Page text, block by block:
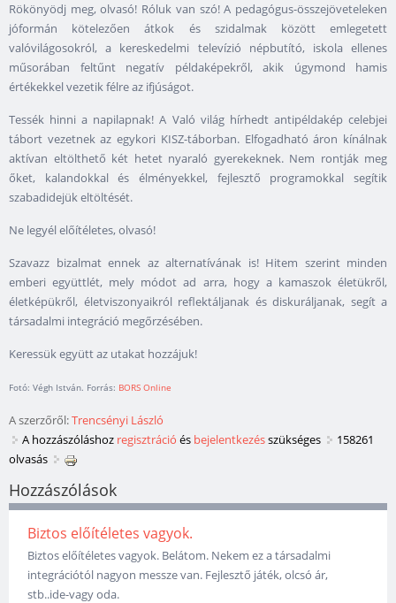
Rökönyödj meg, olvasó! Róluk van szó! A pedagógus-összejöveteleken
jóformán kötelezően átkok és szidalmak között emlegetett
valóvilágosokról, a kereskedelmi televízió népbutító, iskola ellenes
műsorában feltűnt negatív példaképekről, akik úgymond hamis
értékekkel vezetik félre az ifjúságot.
Tessék hinni a napilapnak! A Való világ hírhedt antipéldakép celebjei
tábort vezetnek az egykori KISZ-táborban. Elfogadható áron kínálnak
aktívan eltölthető két hetet nyaraló gyerekeknek. Nem rontják meg
őket, kalandokkal és élményekkel, fejlesztő programokkal segítik
szabadidejük eltöltését.
Ne legyél előítéletes, olvasó!
Szavazz bizalmat ennek az alternatívának is! Hitem szerint minden
emberi együttlét, mely módot ad arra, hogy a kamaszok életükről,
életképükről, életviszonyaikról reflektáljanak és diskuráljanak, segít a
társadalmi integráció megőrzésében.
Keressük együtt az utakat hozzájuk!
Fotó: Végh István. Forrás: BORS Online
A szerzőről:Trencsényi László
A hozzászóláshoz regisztráció és bejelentkezésszükséges
158261
olvasás
Hozzászólások
Biztos előítéletes vagyok.
Biztos előítéletes vagyok. Belátom. Nekem ez a társadalmi
integrációtól nagyon messze van. Fejlesztő játék, olcsó ár,
stb..ide-vagy oda.